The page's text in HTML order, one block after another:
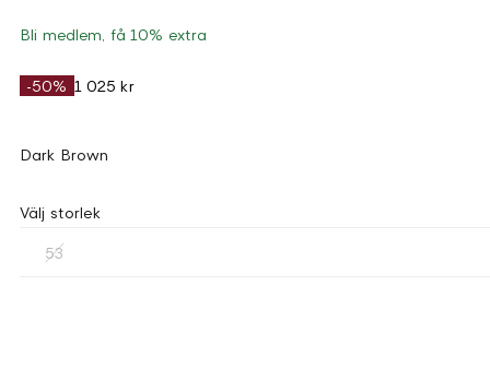
Bli medlem, få 10% extra
-50% 1 025 kr
Dark Brown
Välj storlek
53